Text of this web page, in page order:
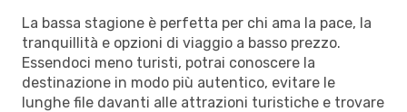
La bassa stagione è perfetta per chi ama la pace, la
tranquillità e opzioni di viaggio a basso prezzo.
Essendoci meno turisti, potrai conoscere la
destinazione in modo più autentico, evitare le
lunghe file davanti alle attrazioni turistiche e trovare